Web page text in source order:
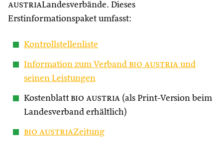
austriaLandesverbände. Dieses
Erstinformationspaket umfasst:
Kontrollstellenliste
Information zum Verband bio austria und
seinen Leistungen
Kostenblatt bio austria (als Print-Version beim
Landesverband erhältlich)
bio austriaZeitung